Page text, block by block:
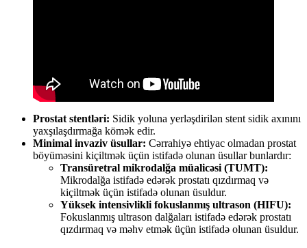
Prostat stentləri: Sidik yoluna yerləşdirilən stent sidik axınını
yaxşılaşdırmağa kömək edir.
Minimal invaziv üsullar: Cərrahiyə ehtiyac olmadan prostat
böyüməsini kiçiltmək üçün istifadə olunan üsullar bunlardır:
Transüretral mikrodalğa müalicəsi (TUMT):
Mikrodalğa istifadə edərək prostatı qızdırmaq və
kiçiltmək üçün istifadə olunan üsuldur.
Yüksek intensivlikli fokuslanmış ultrason (HIFU):
Fokuslanmış ultrason dalğaları istifadə edərək prostatı
qızdırmaq və məhv etmək üçün istifadə olunan üsuldur.